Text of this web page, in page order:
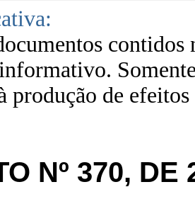
contidos
produção de
Nº 370, DE